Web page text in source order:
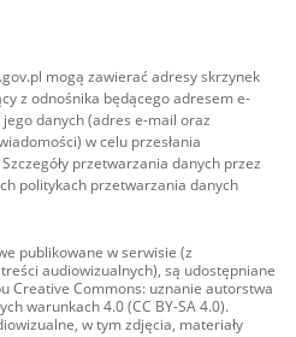
mogą zawierać adresy skrzynek
z odnośnika będącego adresem e-
danych (adres e-mail oraz
w celu przesłania
przetwarzania danych przez
politykach przetwarzania danych
publikowane w serwisie (z
audiowizualnych), są udostępniane
Creative Commons: uznanie autorstwa
warunkach 4.0 (CC BY-SA 4.0).
w tym zdjęcia, materiały